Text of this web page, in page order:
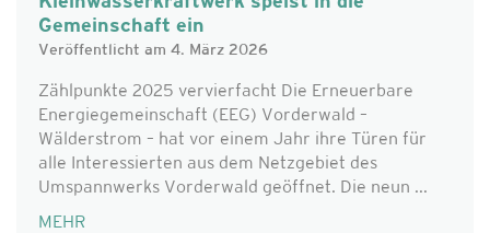
Gemeinschaft ein
Veröffentlicht am 4. März 2026
Zählpunkte 2025 vervierfacht Die Erneuerbare
Energiegemeinschaft (EEG) Vorderwald –
Wälderstrom – hat vor einem Jahr ihre Türen für
alle Interessierten aus dem Netzgebiet des
Umspannwerks Vorderwald geöffnet. Die neun ...
MEHR